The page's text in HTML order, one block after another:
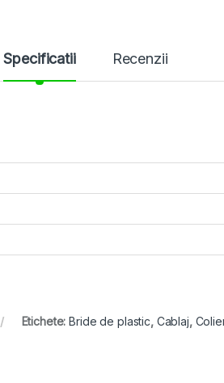
Specificatii Recenzii
Etichete:Bride de plastic, Cablaj,